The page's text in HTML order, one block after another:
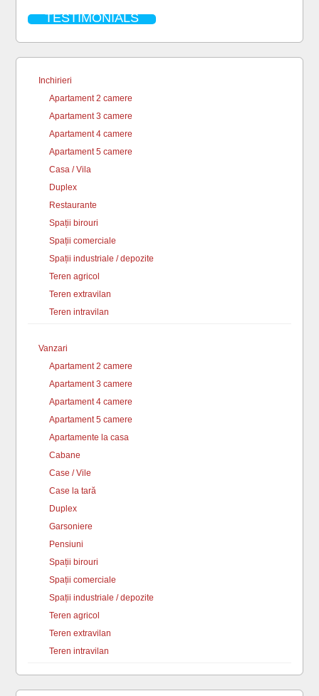
TESTIMONIALS
Inchirieri
Apartament 2 camere
Apartament 3 camere
Apartament 4 camere
Apartament 5 camere
Casa / Vila
Duplex
Restaurante
Spații birouri
Spații comerciale
Spații industriale / depozite
Teren agricol
Teren extravilan
Teren intravilan
Vanzari
Apartament 2 camere
Apartament 3 camere
Apartament 4 camere
Apartament 5 camere
Apartamente la casa
Cabane
Case / Vile
Case la tară
Duplex
Garsoniere
Pensiuni
Spații birouri
Spații comerciale
Spații industriale / depozite
Teren agricol
Teren extravilan
Teren intravilan